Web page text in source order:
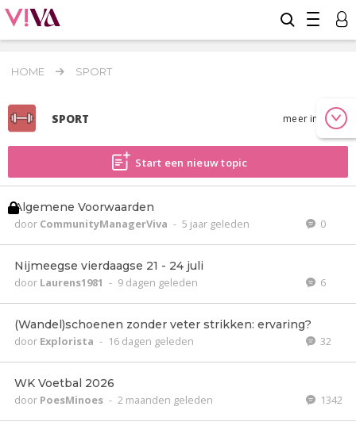
HOME SPORT
SPORT meer info
Start een nieuw topic
Algemene Voorwaarden
door CommunityManagerViva - 5 jaar geleden 0
Nijmeegse vierdaagse 21 - 24 juli
door Laurens1981 - 9 dagen geleden 6
(Wandel)schoenen zonder veter strikken: ervaring?
door Explorista - 16 dagen geleden 32
WK Voetbal 2026
door PoesMinoes - 2 maanden geleden 1342